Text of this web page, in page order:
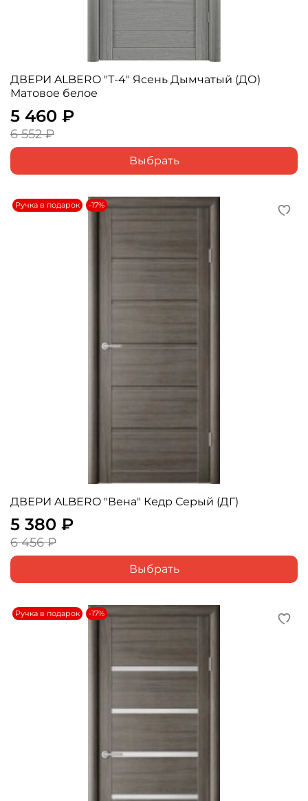
ДВЕРИ ALBERO "Т-4" Ясень Дымчатый (ДО)
Матовое белое
5 460 ₽
6 552 ₽
Выбрать
Ручка в подарок -17%
ДВЕРИ ALBERO "Вена" Кедр Серый (ДГ)
5 380 ₽
6 456 ₽
Выбрать
Ручка в подарок -17%